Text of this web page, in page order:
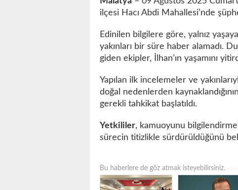
ilçesi Hacı Abdi Mahallesi’nde
Edinilen bilgilere göre, yalnız
yakınları bir süre haber alamadı.
giden ekipler, İlhan’ın yaşamını
Yapılan ilk incelemeler ve
doğal nedenlerden
gerekli tahkikat başlatıldı.
Yetkililer, kamuoyunu
sürecin titizlikle sürdürüldüğünü
Bu haberlere de göz atmak isteyebilirsiniz.